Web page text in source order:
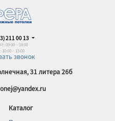
211 00 13
09:00 – 18:00
10:00 – 15:00
звонок
31 литера 26б
Каталог